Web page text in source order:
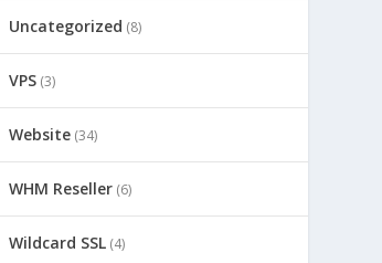
Uncategorized (8)
VPS (3)
Website (34)
WHM Reseller (6)
Wildcard SSL (4)